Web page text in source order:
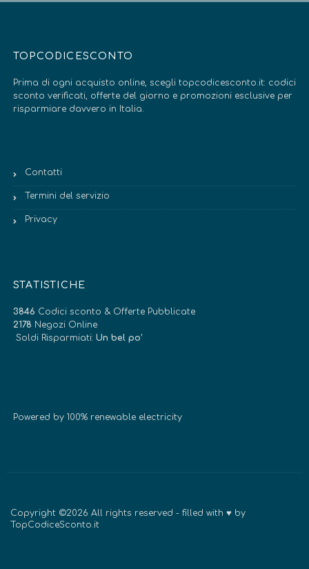
TOPCODICESCONTO
Prima di ogni acquisto online, scegli topcodicesconto.it: codici
sconto verificati, offerte del giorno e promozioni esclusive per
risparmiare davvero in Italia.
Contatti
Termini del servizio
Privacy
STATISTICHE
3846 Codici sconto & Offerte Pubblicate
2178 Negozi Online
Soldi Risparmiati: Un bel po’
Powered by 100% renewable electricity
Copyright ©2026 All rights reserved - filled with ♥ by
TopCodiceSconto.it